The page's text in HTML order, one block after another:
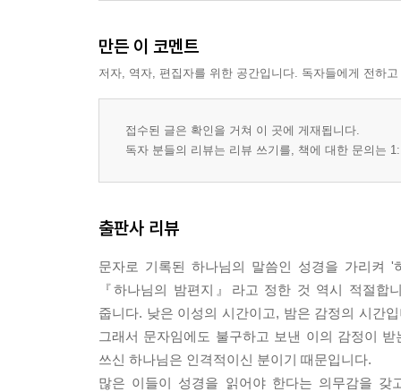
만든 이 코멘트
저자, 역자, 편집자를 위한 공간입니다. 독자들에게 전하
접수된 글은 확인을 거쳐 이 곳에 게재됩니다.
독자 분들의 리뷰는 리뷰 쓰기를, 책에 대한 문의는
출판사 리뷰
문자로 기록된 하나님의 말씀인 성경을 가리켜
『하나님의 밤편지』라고 정한 것 역시 적절합
줍니다. 낮은 이성의 시간이고, 밤은 감정의 시간
그래서 문자임에도 불구하고 보낸 이의 감정이
쓰신 하나님은 인격적이신 분이기 때문입니다.
많은 이들이 성경을 읽어야 한다는 의무감을